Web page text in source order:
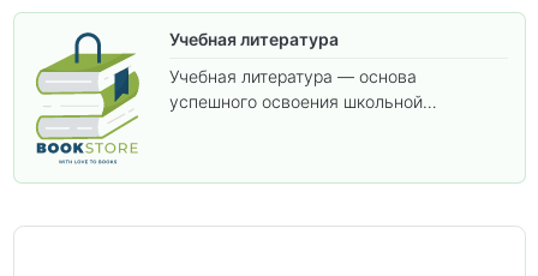
Учебная литература
Учебная литература — основа
успешного освоения школьной
аттестации, а также расширить кругозор